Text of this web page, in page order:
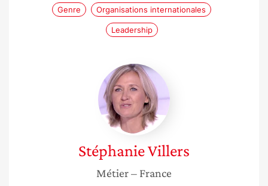
Genre Organisations internationales
Leadership
Stéphanie
Villers
StéphanieVillers
Métier– France